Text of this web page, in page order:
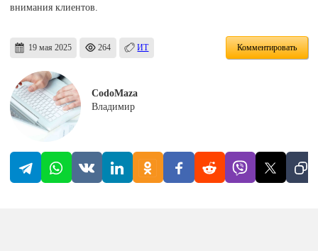
внимания клиентов.
19 мая 2025 264 ИТ Комментировать
CodoMaza
Владимир